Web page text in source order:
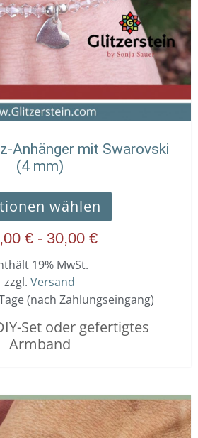
Anhänger mit Swarovski
(4 mm)
wählen
€- 30,00 €
19% MwSt.
zzgl. Versand
(nach Zahlungseingang)
Set oder gefertigtes
Armband